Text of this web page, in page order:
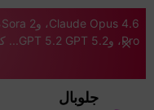
Pro، وGPT 5.2 GPT 5.2... كلها على نظام Pro. 46% OFF
جلوبال